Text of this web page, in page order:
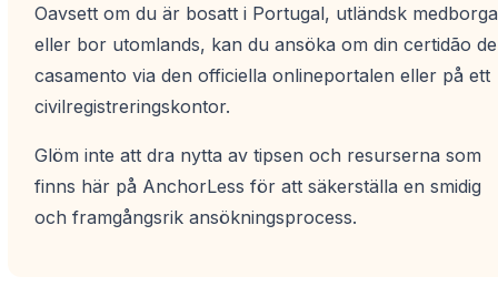
Oavsett om du är bosatt i Portugal, utländsk
eller bor utomlands, kan du ansöka om din certidão de
casamento via den officiella onlineportalen eller på ett
civilregistreringskontor.
Glöm inte att dra nytta av tipsen och resurserna som
finns här på AnchorLess för att säkerställa en smidig
och framgångsrik ansökningsprocess.